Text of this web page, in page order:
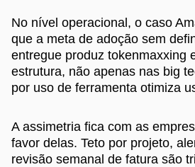
No nível operacional, o caso
que a meta de adoção sem
entregue produz tokenmaxxing
estrutura, não apenas nas big
por uso de ferramenta otimiza
A assimetria fica com as
favor delas. Teto por projeto,
revisão semanal de fatura são